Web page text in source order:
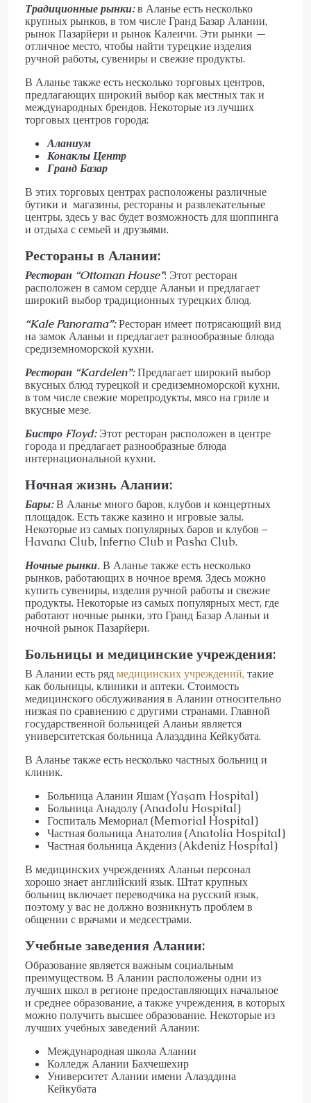
Традиционные рынки:в Аланье есть несколько
крупных рынков, в том числе Гранд Базар Алании,
рынок Пазарйери и рынок Калеичи. Эти рынки —
отличное место, чтобы найти турецкие изделия
ручной работы, сувениры и свежие продукты.
В Аланье также есть несколько торговых центров,
предлагающих широкий выбор как местных так и
международных брендов. Некоторые из лучших
торговых центров города:
Аланиум
Конаклы Центр
Гранд Базар
В этих торговых центрах расположены различные
бутики и магазины, рестораны и развлекательные
центры, здесь у вас будет возможность для шоппинга
и отдыха с семьей и друзьями.
Рестораны в Алании:
Ресторан “Ottoman House”: Этот ресторан
расположен в самом сердце Аланьи и предлагает
широкий выбор традиционных турецких блюд.
“Kale Panorama”:Ресторан имеет потрясающий вид
на замок Аланьи и предлагает разнообразные блюда
средиземноморской кухни.
Ресторан “Kardelen”:Предлагает широкий выбор
вкусных блюд турецкой и средиземноморской кухни,
в том числе свежие морепродукты, мясо на гриле и
вкусные мезе.
Бистро Floyd:Этот ресторан расположен в центре
города и предлагает разнообразные блюда
интернациональной кухни.
Ночная жизнь Алании:
Бары:В Аланье много баров, клубов и концертных
площадок. Есть также казино и игровые залы.
Некоторые из самых популярных баров и клубов –
Havana Club, Inferno Club и Pasha Club.
Ночные рынки.В Аланье также есть несколько
рынков, работающих в ночное время. Здесь можно
купить сувениры, изделия ручной работы и свежие
продукты. Некоторые из самых популярных мест, где
работают ночные рынки, это Гранд Базар Аланьи и
ночной рынок Пазарйери.
Больницы и медицинские учреждения:
В Алании есть рядмедицинских учреждений, такие
как больницы, клиники и аптеки. Стоимость
медицинского обслуживания в Алании относительно
низкая по сравнению с другими странами. Главной
государственной больницей Аланьи является
университетская больница Алаэддина Кейкубата.
В Аланье также есть несколько частных больниц и
клиник.
Больница Алании Яшам (Yaşam Hospital)
Больница Анадолу (Anadolu Hospital)
Госпиталь Мемориал (Memorial Hospital)
Частная больница Анатолия (Anatolia Hospital)
Частная больница Акдениз (Akdeniz Hospital)
В медицинских учреждениях Аланьи персонал
хорошо знает английский язык. Штат крупных
больниц включает переводчика на русский язык,
поэтому у вас не должно возникнуть проблем в
общении с врачами и медсестрами.
Учебные заведения Алании:
Образование является важным социальным
преимуществом. В Алании расположены одни из
лучших школ в регионе предоставляющих начальное
и среднее образование, а также учреждения, в которых
можно получить высшее образование. Некоторые из
лучших учебных заведений Алании:
Международная школа Алании
Колледж Алании Бахчешехир
Университет Алании имени Алаэддина
Кейкубата